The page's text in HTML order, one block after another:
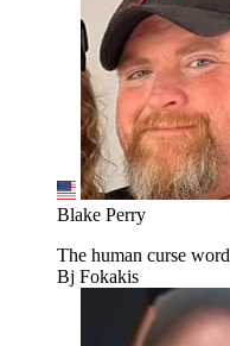
Blake Perry
The human curse word
Bj Fokakis